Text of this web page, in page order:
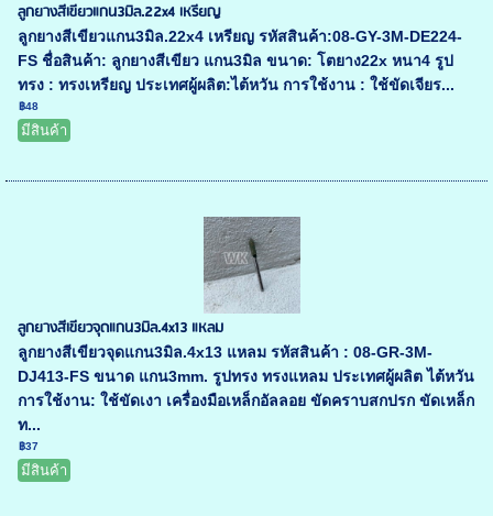
ลูกยางสีเขียวแกน3มิล.22x4 เหรียญ
ลูกยางสีเขียวแกน3มิล.22x4 เหรียญ รหัสสินค้า:08-GY-3M-DE224-
FS ชื่อสินค้า: ลูกยางสีเขียว แกน3มิล ขนาด: โตยาง22x หนา4 รูป
ทรง : ทรงเหรียญ ประเทศผู้ผลิต:ไต้หวัน การใช้งาน : ใช้ขัดเจียร...
฿48
มีสินค้า
ลูกยางสีเขียวจุดแกน3มิล.4x13 แหลม
ลูกยางสีเขียวจุดแกน3มิล.4x13 แหลม รหัสสินค้า : 08-GR-3M-
DJ413-FS ขนาด แกน3mm. รูปทรง ทรงแหลม ประเทศผู้ผลิต ไต้หวัน
การใช้งาน: ใช้ขัดเงา เครื่องมือเหล็กอัลลอย ขัดคราบสกปรก ขัดเหล็ก
ท...
฿37
มีสินค้า